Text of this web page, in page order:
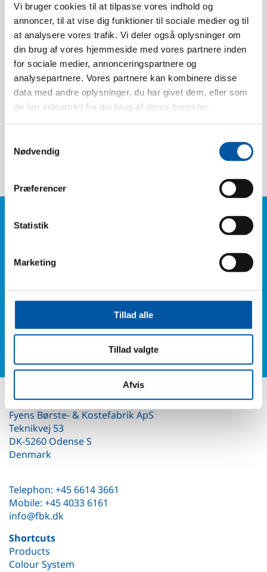
Vi bruger cookies til at tilpasse vores indhold og
annoncer, til at vise dig funktioner til sociale medier og til
at analysere vores trafik. Vi deler også oplysninger om
din brug af vores hjemmeside med vores partnere inden
for sociale medier, annonceringspartnere og
analysepartnere. Vores partnere kan kombinere disse
data med andre oplysninger, du har givet dem, eller som
de har indsamlet fra din brug af deres tjenester.
Nødvendig
Præferencer
Statistik
Marketing
Tillad alle
Tillad valgte
Afvis
Technical data
Pack size:
6 Pcs.
Weight:
0.3
Box dimension:
51 x 39 x 13
EAN pcs.:
5704161524966
EAN box:
5704161124968
Tariff Number:
questions?
Phone: +45
Or fill in our contact form and you will hear from us.
Contact form
Contact us
Fyens Børste- & Kostefabrik ApS
Teknikvej 53
DK-5260 Odense S
Denmark
Telephon: +45 6614 3661
Mobile: +45 4033 6161
info@fbk.dk
Shortcuts
Products
Colour System